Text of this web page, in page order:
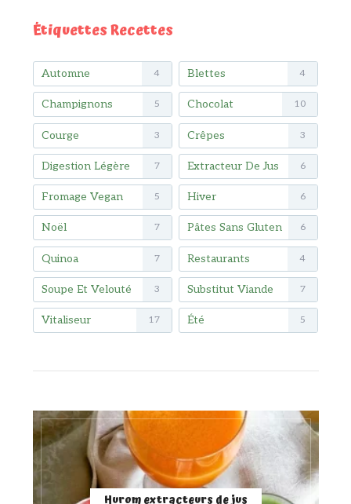
Étiquettes Recettes
Automne 4 Blettes 4
Champignons 5 Chocolat 10
Courge 3 Crêpes 3
Digestion Légère 7 Extracteur De Jus 6
Fromage Vegan 5 Hiver 6
Noël 7 Pâtes Sans Gluten 6
Quinoa 7 Restaurants 4
Soupe Et Velouté 3 Substitut Viande 7
Vitaliseur 17 Été 5
Hurom extracteurs de jus